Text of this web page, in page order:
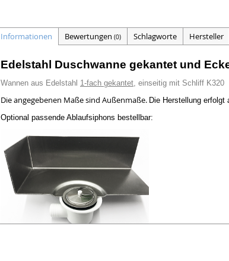
Informationen Bewertungen (0) Schlagworte Hersteller
Edelstahl Duschwanne gekantet und
Wannen aus Edelstahl 1-fach gekantet, einseitig mit Schliff K320
Die angegebenen Maße sind Außenmaße. Die Herstellung
Optional passende Ablaufsiphons bestellbar: